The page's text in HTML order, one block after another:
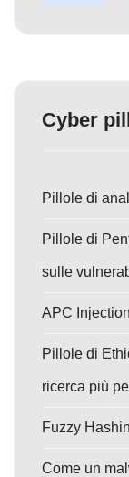
Cyber
Pillole di
Pillole di
sulle
APC Injection
Pillole di
ricerca più
Fuzzy
Come un